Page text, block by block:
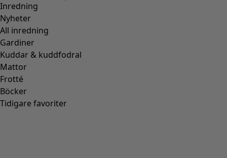
Inredning
Nyheter
All inredning
Gardiner
Kuddar & kuddfodral
Mattor
Frotté
Böcker
Tidigare favoriter